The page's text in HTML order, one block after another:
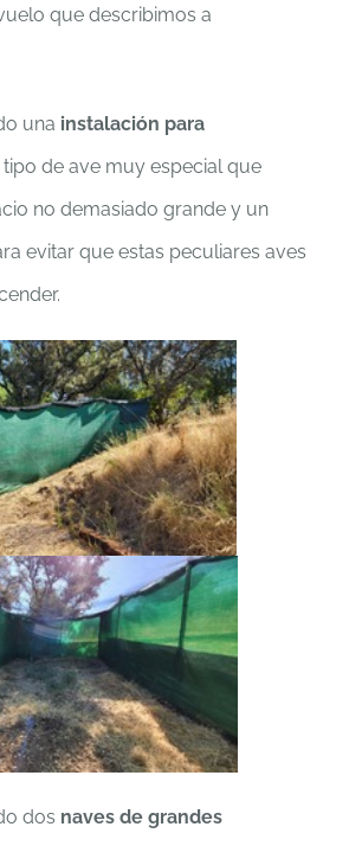
que describimos a
una instalación para
tipo de ave muy especial que
no demasiado grande y un
evitar que estas peculiares aves
dos naves de grandes